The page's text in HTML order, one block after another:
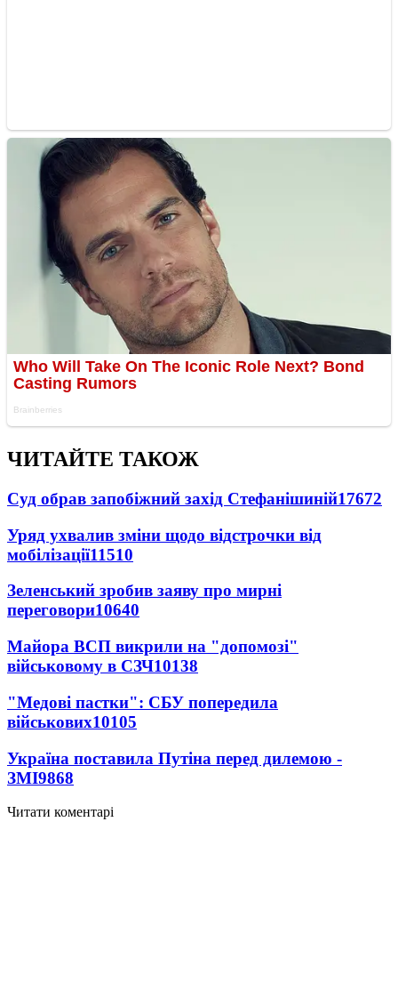
ЧИТАЙТЕ ТАКОЖ
Суд обрав запобіжний захід Стефанішиній17672
Уряд ухвалив зміни щодо відстрочки від
мобілізації11510
Зеленський зробив заяву про мирні
переговори10640
Майора ВСП викрили на "допомозі"
військовому в СЗЧ10138
"Медові пастки": СБУ попередила
військових10105
Україна поставила Путіна перед дилемою -
ЗМІ9868
Читати коментарі